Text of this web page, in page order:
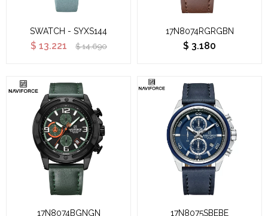
SWATCH - SYXS144
$ 13.221 $ 14.690
17N8074RGRGBN
$ 3.180
17N8074BGNGN 17N8075SBEBE